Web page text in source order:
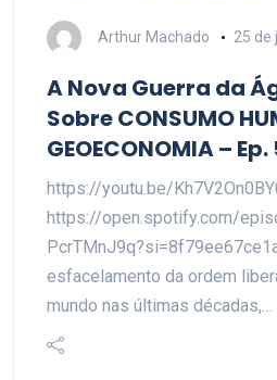
Arthur Machado 25 de
A Nova Guerra da
Sobre CONSUMO
GEOECONOMIA – Ep.
https://youtu.be/
https://open.spotify.com/
esfacelamento da ordem
mundo nas últimas décadas,…